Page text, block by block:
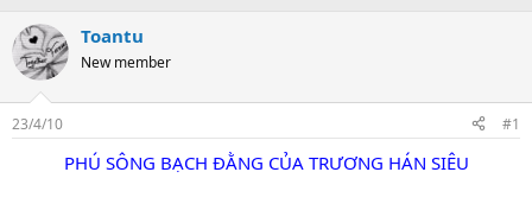
r
e
a
d
s
t
à
g
Toantu
New member
23/4/10 #1
PHÚ SÔNG BẠCH ĐẰNG CỦA TRƯƠNG HÁN SIÊU